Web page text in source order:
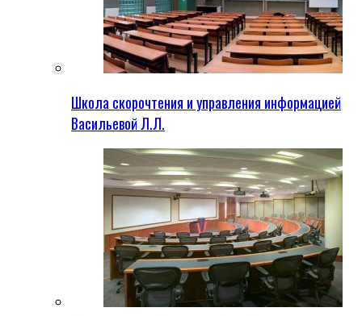
Школа скорочтения и управления информацией
Васильевой Л.Л.